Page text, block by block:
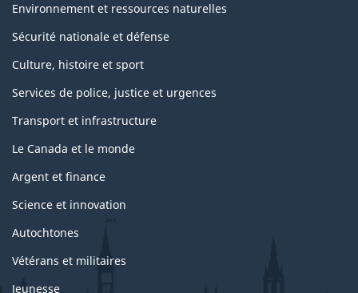
Environnement et ressources naturelles
Sécurité nationale et défense
Culture, histoire et sport
Services de police, justice et urgences
Transport et infrastructure
Le Canada et le monde
Argent et finance
Science et innovation
Autochtones
Vétérans et militaires
Jeunesse